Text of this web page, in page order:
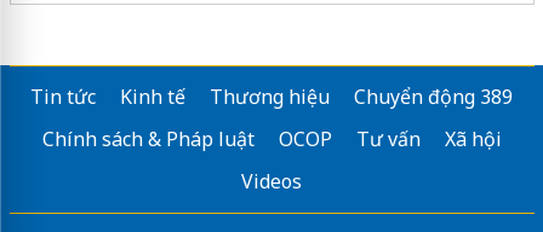
Tin tức Kinh tế Thương hiệu
Chuyển động 389
Chính sách & Pháp luật
OCOP Tư vấn
Xã hội
Videos